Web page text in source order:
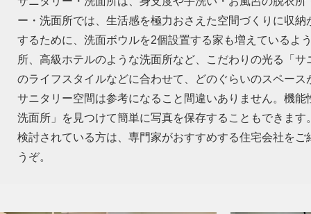
ー・洗面所では、生活感を極力おさえた空間づくりに収
するために、洗面ボウルを2個設置する家も増えているよ
所、高級ホテルのような洗面所など、こだわりの光る「
のライフスタイルなどに合わせて、どのぐらいのスペー
サニタリー空間は参考になること間違いありません。機
洗面所」を見つけて簡単に写真を保存することもできま
検討されている方は、専門家がおすすめする住宅会社を
うぞ。